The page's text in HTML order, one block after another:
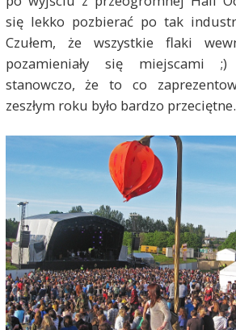
się lekko pozbierać po tak
Czułem, że wszystkie flaki
pozamieniały się miejscami
stanowczo, że to co
zeszłym roku było bardzo przeciętne.